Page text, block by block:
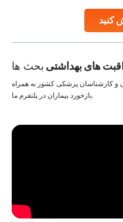
کنید
Studies, such as one
های بهداشتی بحث ها
و کارشناسان پزشکی کشور به همراه
بازخورد بیماران در پلتفرم ما.